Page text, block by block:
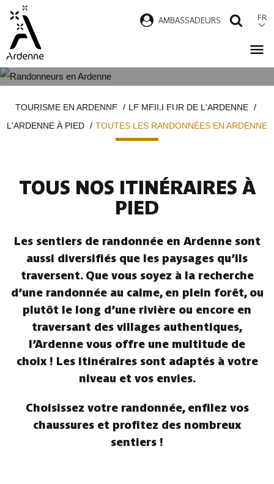
contenu
principal
AMBASSADEURS FR
ARDENNE
d'ArianeTOURISME EN ARDENNE
LE MEILLEUR DE L'ARDENNE
L'ARDENNE À PIED
TOUTES LES RANDONNÉES EN ARDENNE
TOUS NOS ITINÉRAIRES À
PIED
Les sentiers de randonnée en Ardenne sont
aussi diversifiés que les paysages qu’ils
traversent. Que vous soyez à la recherche
d’une randonnée au calme, en plein forêt, ou
plutôt le long d’une rivière ou encore en
traversant des villages authentiques,
l’Ardenne vous offre une multitude de
choix ! Les itinéraires sont adaptés à votre
niveau et vos envies.
Choisissez votre randonnée, enfilez vos
chaussures et profitez des nombreux
sentiers !